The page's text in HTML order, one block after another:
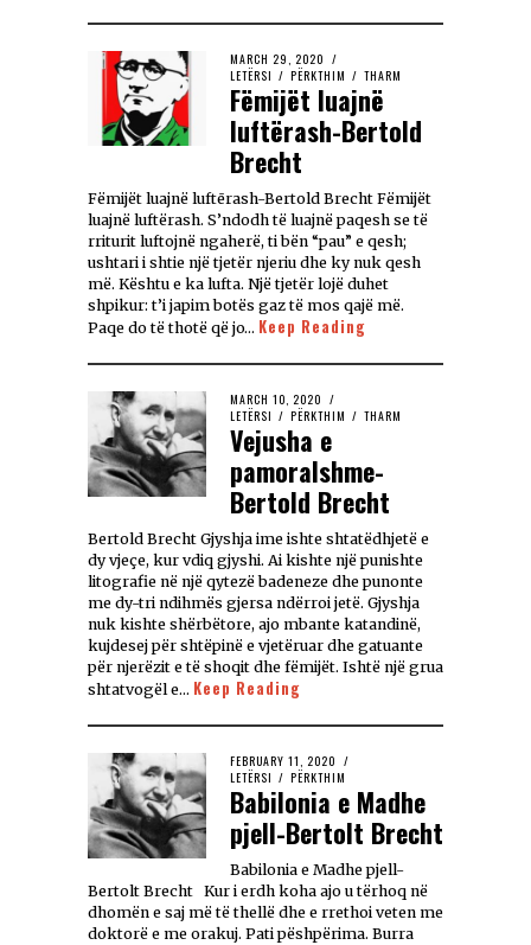
MARCH 29, 2020
LETËRSI / PËRKTHIM / THARM
Fëmijët luajnë
luftërash-Bertold
Brecht
Fëmijët luajnë luftērash-Bertold Brecht Fëmijët
luajnë luftërash. S’ndodh të luajnë paqesh se të
rriturit luftojnë ngaherë, ti bën “pau” e qesh;
ushtari i shtie një tjetër njeriu dhe ky nuk qesh
më. Kështu e ka lufta. Një tjetër lojë duhet
shpikur: t’i japim botës gaz të mos qajë më.
Paqe do të thotë që jo… Keep Reading
MARCH 10, 2020
LETËRSI / PËRKTHIM / THARM
Vejusha e
pamoralshme-
Bertold Brecht
Bertold Brecht Gjyshja ime ishte shtatëdhjetë e
dy vjeçe, kur vdiq gjyshi. Ai kishte një punishte
litografie në një qytezë badeneze dhe punonte
me dy-tri ndihmës gjersa ndërroi jetë. Gjyshja
nuk kishte shërbëtore, ajo mbante katandinë,
kujdesej për shtëpinë e vjetëruar dhe gatuante
për njerëzit e të shoqit dhe fëmijët. Ishtë një grua
shtatvogël e… Keep Reading
FEBRUARY 11, 2020
LETËRSI / PËRKTHIM
Babilonia e Madhe
pjell-Bertolt Brecht
Babilonia e Madhe pjell-
Bertolt Brecht Kur i erdh koha ajo u tërhoq në
dhomën e saj më të thellë dhe e rrethoi veten me
doktorë e me orakuj. Pati pëshpërima. Burra